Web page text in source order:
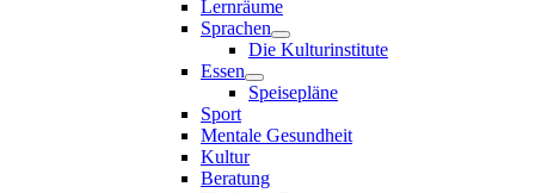
Lernräume
Sprachen
Die Kulturinstitute
Essen
Speisepläne
Sport
Mentale Gesundheit
Kultur
Beratung